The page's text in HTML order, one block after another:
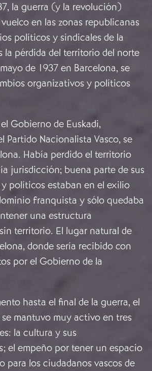
la guerra (y la revolución)
en las zonas republicanas
políticos y sindicales de la
la pérdida del territorio del norte
de 1937 en Barcelona, se
organizativos y políticos
Gobierno de Euskadi,
Partido Nacionalista Vasco, se
Había perdido el territorio
jurisdicción; buena parte de sus
políticos estaban en el exilio
franquista y sólo quedaba
una estructura
territorio. El lugar natural de
donde sería recibido con
por el Gobierno de la
hasta el final de la guerra, el
mantuvo muy activo en tres
la cultura y sus
el empeño por tener un espacio
para los ciudadanos vascos de